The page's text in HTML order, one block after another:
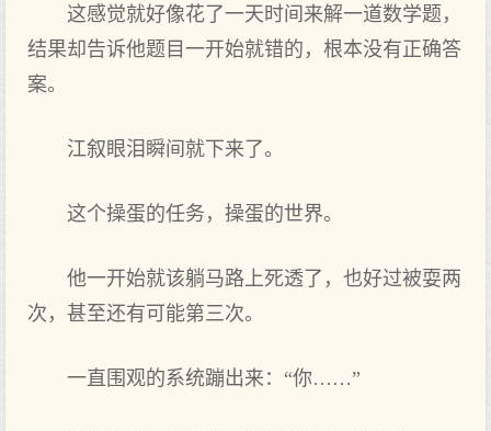
这感觉就好像花了一天时间来解一道数学题，
结果却告诉他题目一开始就错的，根本没有正确答
案。
江叙眼泪瞬间就下来了。
这个操蛋的任务，操蛋的世界。
他一开始就该躺马路上死透了，也好过被耍两
次，甚至还有可能第三次。
一直围观的系统蹦出来：“你……”